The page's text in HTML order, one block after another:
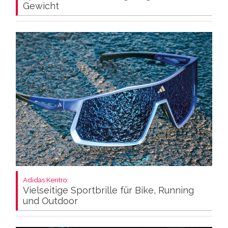
Gewicht
Adidas Kentro:
Vielseitige Sportbrille für Bike, Running
und Outdoor